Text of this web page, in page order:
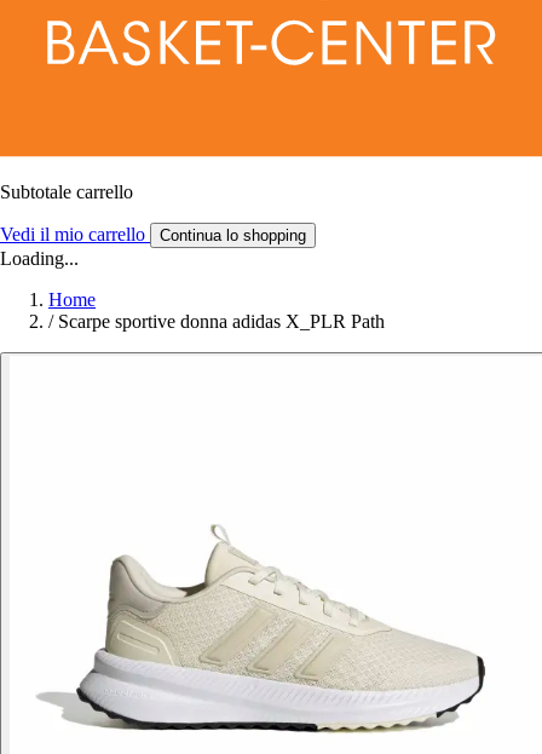
Subtotale carrello
Vedi il mio carrello Continua lo shopping
Loading...
Home
/ Scarpe sportive donna adidas X_PLR Path